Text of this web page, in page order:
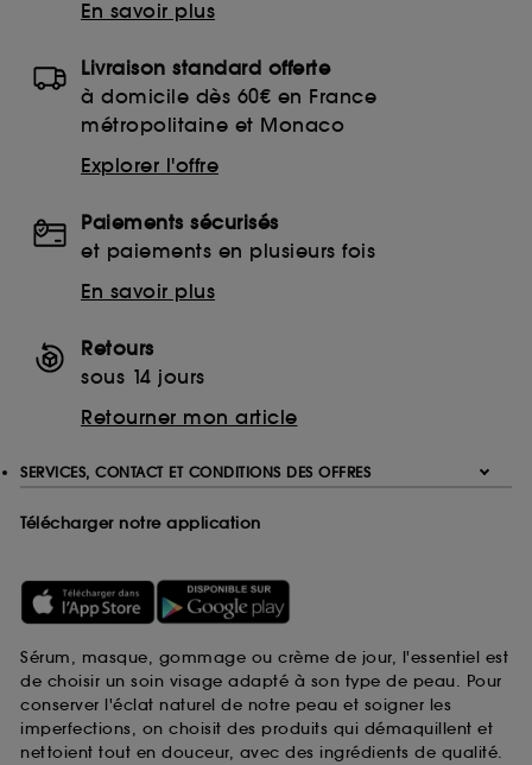
En savoir plus
Livraison standard offerte
à domicile dès 60€ en France
métropolitaine et Monaco
Explorer l'offre
Paiements sécurisés
et paiements en plusieurs fois
En savoir plus
Retours
sous 14 jours
Retourner mon article
SERVICES, CONTACT ET CONDITIONS DES OFFRES
Télécharger notre application
Sérum, masque, gommage ou crème de jour, l'essentiel est
de choisir un soin visage adapté à son type de peau. Pour
conserver l'éclat naturel de notre peau et soigner les
imperfections, on choisit des produits qui démaquillent et
nettoient tout en douceur, avec des ingrédients de qualité.